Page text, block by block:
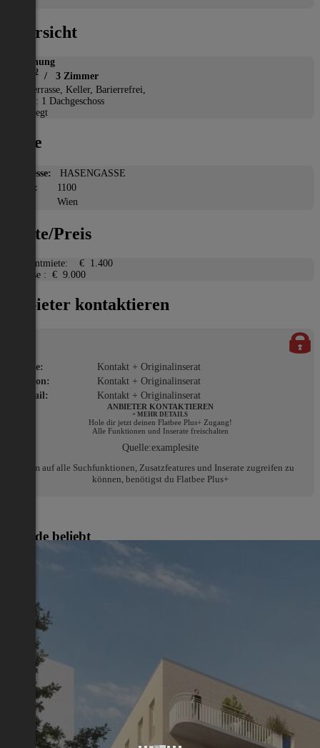
Übersicht
Wohnung
2 / 3 Zimmer
Terrasse, Keller, Barierrefrei,
Etage: 1 Dachgeschoss
Gepflegt
Lage
Adresse:
HASENGASSE
PLZ:
1100
Wien
Miete/Preis
Gesamtmiete:
€ 1.400
Ablöse : € 9.000
Anbieter kontaktieren
Name:
Kontakt + Originalinserat
Telefon:
Kontakt + Originalinserat
E-Mail:
Kontakt + Originalinserat
ANBIETER KONTAKTIEREN
+ MEHR DETAILS
Hole dir jetzt deinen Flatbee Plus+ Zugang!
Alle Funktionen und Inserate freischalten
Quelle:examplesite
Um auf alle Suchfunktionen, Zusatzfeatures und Inserate zugreifen zu
können, benötigst du Flatbee Plus+
Gerade beliebt